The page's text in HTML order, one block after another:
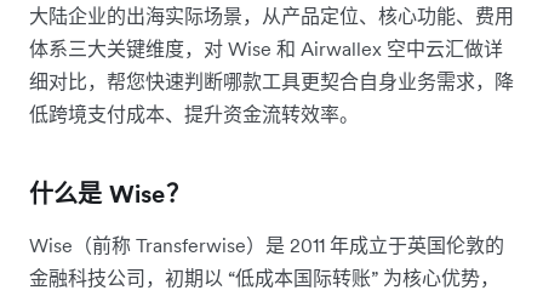
大陆企业的出海实际场景，从产品定位、核心功能、费用
体系三大关键维度，对 Wise 和 Airwallex 空中云汇做详
细对比，帮您快速判断哪款工具更契合自身业务需求，降
低跨境支付成本、提升资金流转效率。​
什么是 Wise？
Wise（前称 Transferwise）是 2011 年成立于英国伦敦的
金融科技公司，初期以 “低成本国际转账” 为核心优势，